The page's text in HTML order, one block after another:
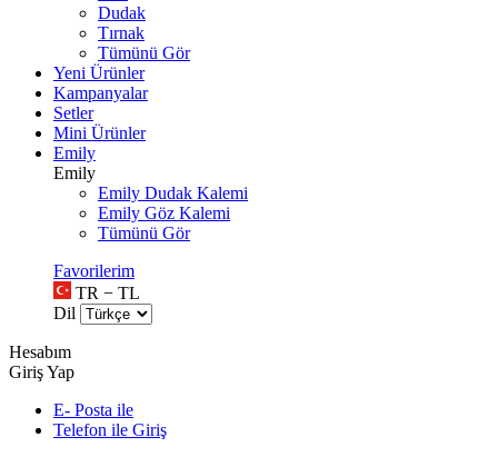
Dudak
Tırnak
Tümünü Gör
Yeni Ürünler
Kampanyalar
Setler
Mini Ürünler
Emily
Emily
Emily Dudak Kalemi
Emily Göz Kalemi
Tümünü Gör
Favorilerim
TR − TL
Dil
Hesabım
Giriş Yap
E- Posta ile
Telefon ile Giriş